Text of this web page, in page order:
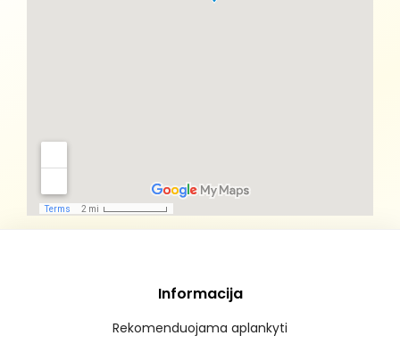
Informacija
Rekomenduojama aplankyti